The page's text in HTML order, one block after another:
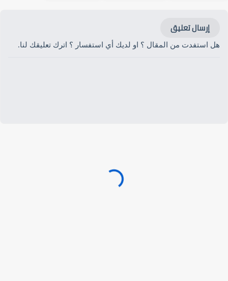
إرسال تعليق
هل استفدت من المقال ؟ او لديك أي استفسار ؟ اترك تعليقك لنا.